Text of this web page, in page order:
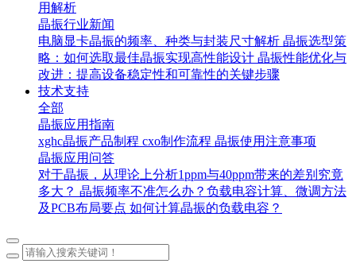
用解析
晶振行业新闻
电脑显卡晶振的频率、种类与封装尺寸解析 晶振选型策
略：如何选取最佳晶振实现高性能设计 晶振性能优化与
改进：提高设备稳定性和可靠性的关键步骤
技术支持
全部
晶振应用指南
xghc晶振产品制程 cxo制作流程 晶振使用注意事项
晶振应用问答
对于晶振，从理论上分析1ppm与40ppm带来的差别究竟
多大？ 晶振频率不准怎么办？负载电容计算、微调方法
及PCB布局要点 如何计算晶振的负载电容？